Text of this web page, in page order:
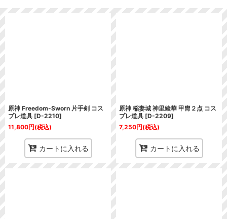
原神 Freedom-Sworn 片手剣 コス
プレ道具 [D-2210]
11,800円(税込)
カートに入れる
原神 稲妻城 神里綾華 甲冑２点 コス
プレ道具 [D-2209]
7,250円(税込)
カートに入れる